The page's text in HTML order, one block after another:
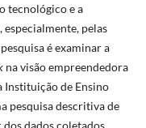
tecnológico e a
pelas
é examinar a
na visão empreendedora
Instituição de Ensino
pesquisa descritiva de
dados coletados